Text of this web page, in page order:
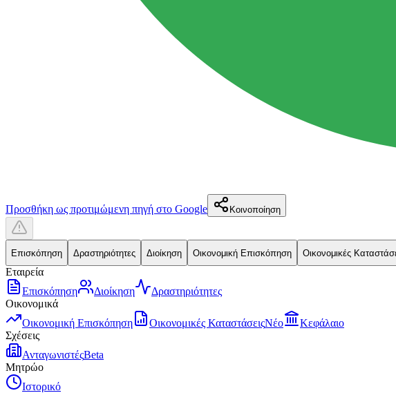
Προσθήκη ως προτιμώμενη πηγή στο Google Κοινοποίηση
Επισκόπηση Δραστηριότητες Διοίκηση Οικονομική Επισκόπηση Οικονομικές
Εταιρεία
Επισκόπηση
Διοίκηση
Δραστηριότητες
Οικονομικά
Οικονομική Επισκόπηση
Οικονομικές ΚαταστάσειςΝέο
Κεφάλαιο
Σχέσεις
ΑνταγωνιστέςBeta
Μητρώο
Ιστορικό